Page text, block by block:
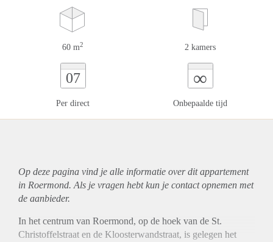
60 m2 2 kamers
07
Per direct
∞
Onbepaalde tijd
Op deze pagina vind je alle informatie over ditappartement
in Roermond. Als je vragen hebt kun je contact opnemen met
de aanbieder.
In het centrum van Roermond, op de hoek van de St.
Christoffelstraat en de Kloosterwandstraat, is gelegen het